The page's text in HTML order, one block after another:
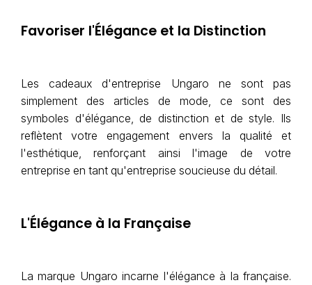
Favoriser l'Élégance et la Distinction
Les cadeaux d'entreprise Ungaro ne sont pas
simplement des articles de mode, ce sont des
symboles d'élégance, de distinction et de style. Ils
reflètent votre engagement envers la qualité et
l'esthétique, renforçant ainsi l'image de votre
entreprise en tant qu'entreprise soucieuse du détail.
L'Élégance à la Française
La marque Ungaro incarne l'élégance à la française.